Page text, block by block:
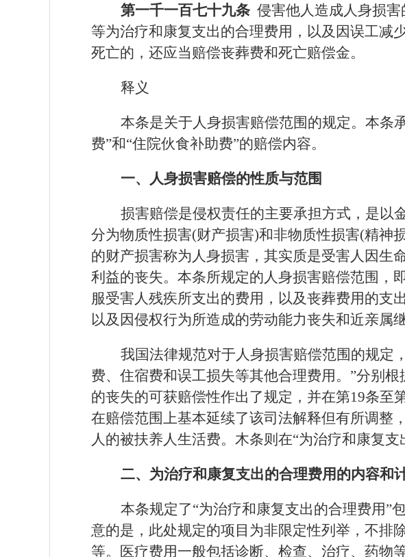
第一千一百七十九条 侵害他人造成人身损
等为治疗和康复支出的合理费用，以及因误工减
死亡的，还应当赔偿丧葬费和死亡赔偿金。
释义
本条是关于人身损害赔偿范围的规定。本条
费”和“住院伙食补助费”的赔偿内容。
一、人身损害赔偿的性质与范围
损害赔偿是侵权责任的主要承担方式，是以
分为物质性损害(财产损害)和非物质性损害(精神
的财产损害称为人身损害，其实质是受害人因生
利益的丧失。本条所规定的人身损害赔偿范围，
服受害人残疾所支出的费用，以及丧葬费用的支
以及因侵权行为所造成的劳动能力丧失和近亲属
我国法律规范对于人身损害赔偿范围的规定
费、住宿费和误工损失等其他合理费用。 ”分别
的丧失的可获赔偿性作出了规定，并在第19条至
在赔偿范围上基本延续了该司法解释但有所调整
人的被扶养人生活费。木条则在“为治疗和康复
二、为治疗和康复支出的合理费用的内容和
本条规定了“为治疗和康复支出的合理费用”
意的是，此处规定的项目为非限定性列举，不排
等。医疗费用一般包括诊断、检查、治疗、药物